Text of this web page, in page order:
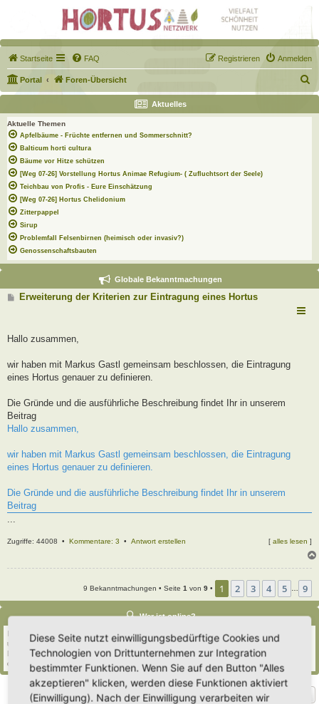
Startseite FAQ Anmelden
Registrieren
Portal Foren-Übersicht
u
c
Aktuelles
Aktuelle Themen
Apfelbäume - Früchte entfernen und Sommerschnitt?
Balticum horti cultura
Bäume vor Hitze schützen
[Weg 07-26] Vorstellung Hortus Animae Refugium- ( Zufluchtsort der Seele)
Teichbau von Profis - Eure Einschätzung
[Weg 07-26] Hortus Chelidonium
Zitterpappel
Sirup
Problemfall Felsenbirnen (heimisch oder invasiv?)
Genossenschaftsbauten
Globale Bekanntmachungen
B
r
Erweiterung der Kriterien zur Eintragung eines Hortus
Hallo zusammen,
wir haben mit Markus Gastl gemeinsam beschlossen, die Eintragung
eines Hortus genauer zu definieren.
Die Gründe und die ausführliche Beschreibung findet Ihr in unserem
Beitrag
Hallo zusammen,
wir haben mit Markus Gastl gemeinsam beschlossen, die Eintragung
eines Hortus genauer zu definieren.
Die Gründe und die ausführliche Beschreibung findet Ihr in unserem
Beitrag
Zugriffe: 44008 • Kommentare: 3 • Antwort erstellen [ alles lesen ]
9 Bekanntmachungen • Seite 1 von 9 • 1 2 3 4 5 … 9
Wer ist online?
Insgesamt sind688 Besucher online :: 2 sichtbare Mitglieder, 0 unsichtbare Mitglieder
und 686 Gäste (basierend auf den aktiven Besuchern der letzten 5 Minuten)
Der Besucherrekord liegt bei2235Besuchern, die am Mi 29. Jul 2026, 21:02 gleichzeitig
online waren.
Gehe zu
Diese Seite nutzt einwilligungsbedürftige Cookies und
Technologien von Drittunternehmen zur Integration
bestimmter Funktionen. Wenn Sie auf den Button "Alles
akzeptieren" klicken, werden diese Funktionen aktiviert
(Einwilligung). Nach der Einwilligung verarbeiten wir